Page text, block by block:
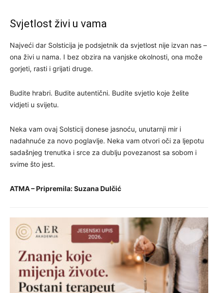
Svjetlost živi u vama
Najveći dar Solsticija je podsjetnik da svjetlost nije izvan nas –
ona živi u nama. I bez obzira na vanjske okolnosti, ona može
gorjeti, rasti i grijati druge.
Budite hrabri. Budite autentični. Budite svjetlo koje želite
vidjeti u svijetu.
Neka vam ovaj Solsticij donese jasnoću, unutarnji mir i
nadahnuće za novo poglavlje. Neka vam otvori oči za ljepotu
sadašnjeg trenutka i srce za dublju povezanost sa sobom i
svime što jest.
ATMA – Pripremila: Suzana Dulčić